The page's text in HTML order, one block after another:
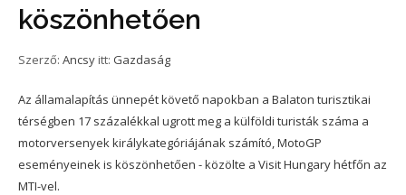
köszönhetően
Szerző: Ancsy itt: Gazdaság
Az államalapítás ünnepét követő napokban a Balaton turisztikai
térségben 17 százalékkal ugrott meg a külföldi turisták száma a
motorversenyek királykategóriájának számító, MotoGP
eseményeinek is köszönhetően - közölte a Visit Hungary hétfőn az
MTI-vel.